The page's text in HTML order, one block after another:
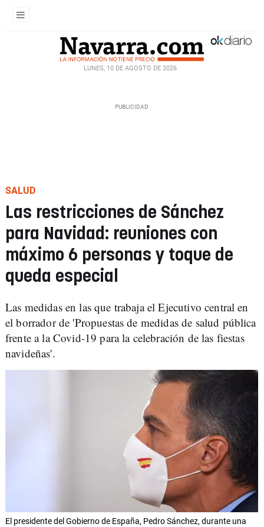
LUNES, 10 DE AGOSTO DE 2026
SALUD
Las restricciones de Sánchez
para Navidad: reuniones con
máximo 6 personas y toque de
queda especial
Las medidas en las que trabaja el Ejecutivo central en
el borrador de 'Propuestas de medidas de salud pública
frente a la Covid-19 para la celebración de las fiestas
navideñas'.
El presidente del Gobierno de España, Pedro Sánchez, durante una